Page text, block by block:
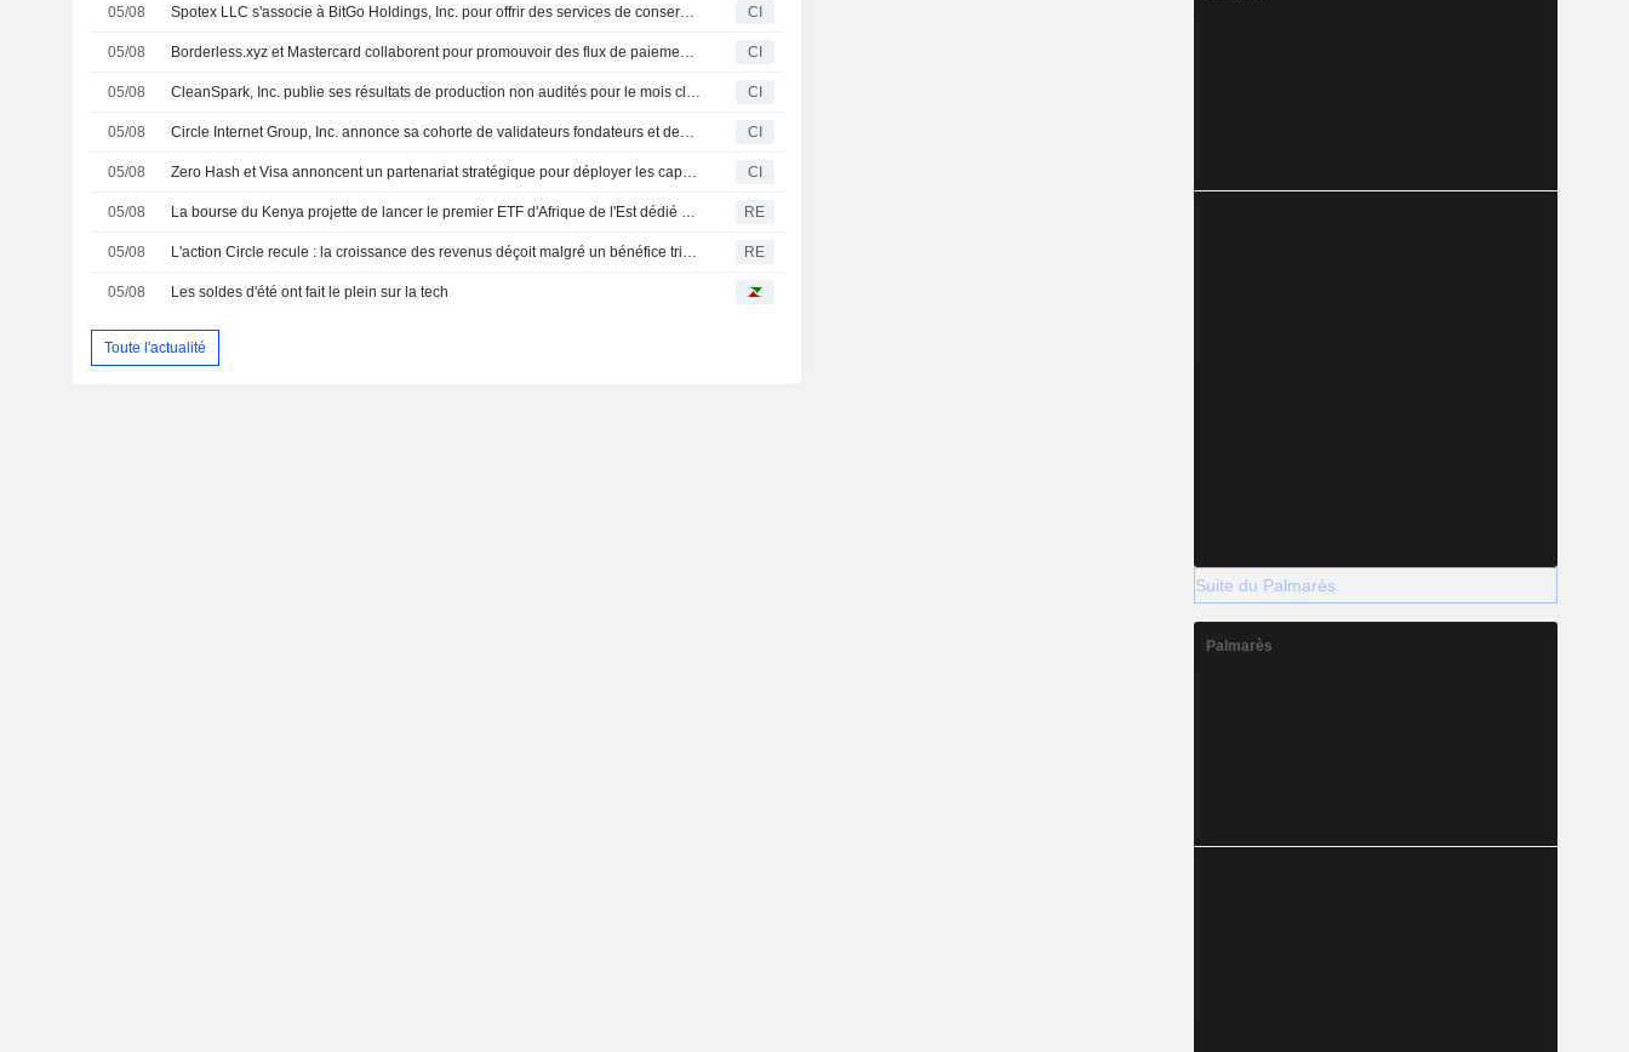
05/08 Spotex LLC s'associe à BitGo Holdings, Inc. pour offrir des services de conservation réglementée et de courtage de premier rang pour le trading institutionnel d'actifs numériques CI
05/08 Borderless.xyz et Mastercard collaborent pour promouvoir des flux de paiement transfrontaliers sécurisés en stablecoins CI
05/08 CleanSpark, Inc. publie ses résultats de production non audités pour le mois clos le 31 juillet 2026 CI
05/08 Circle Internet Group, Inc. annonce sa cohorte de validateurs fondateurs et des intégrations majeures pour Arc avant le lancement du réseau principal CI
05/08 Zero Hash et Visa annoncent un partenariat stratégique pour déployer les capacités de paiement et de préfinancement en stablecoins pour Visa Direct CI
05/08 La bourse du Kenya projette de lancer le premier ETF d'Afrique de l'Est dédié à l'IA RE
05/08 L'action Circle recule : la croissance des revenus déçoit malgré un bénéfice trimestriel supérieur aux attentes RE
05/08 Les soldes d'été ont fait le plein sur la tech
Toute l'actualité
Suite du Palmarès
Palmarès